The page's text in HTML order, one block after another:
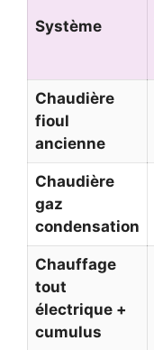
Système
Chaudière
fioul
ancienne
Chaudière
gaz
condensation
Chauffage
tout
électrique +
cumulus